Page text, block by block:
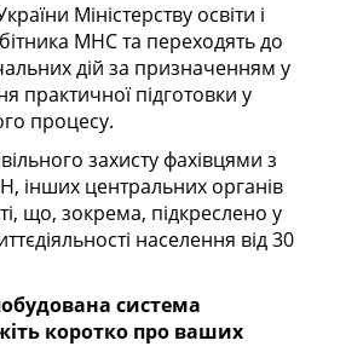
Міністерству освіти і
МНС та переходять до
дій за призначенням у
практичної підготовки у
процесу.
захисту фахівцями з
інших центральних органів
що, зокрема, підкреслено у
населення від 30
система
коротко про ваших